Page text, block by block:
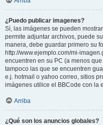
¿Puedo publicar imagenes?
Sí, las imágenes se pueden
permite adjuntar archivos, puede
manera, debe guardar primero su
http://www.ejemplo.com/mi-
encuentren en su PC (a menos
tampoco las que se encuentren
e.j. hotmail o yahoo correo, sitios
imágenes utilice el BBCode con la
Arriba
¿Qué son los anuncios globales?